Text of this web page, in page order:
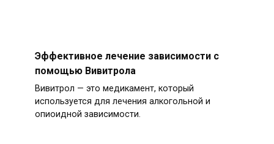
Эффективное лечение зависимости с
помощью Вивитрола
Вивитрол — это медикамент, который
используется для лечения алкогольной и
опиоидной зависимости.